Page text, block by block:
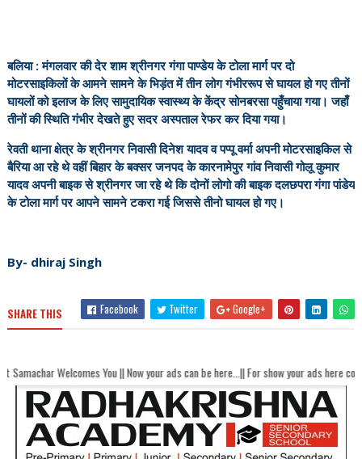
बलिया : मंगलवार की देर शाम श्रीनगर गंगा पाण्डेय के टोला मार्ग पर दो
मोटरसाइकिलों के आमने सामने के भिड़ंत में तीन लोग गंभीररूप से घायल हो गए तीनों
घायलों को इलाज के लिए सामुदायिक स्वास्थ्य के केंद्र सोनबरसा पहुँचाया गया। जहाँ
तीनों की स्थिति गंभीर देखते हुए सदर अस्पताल रेफर कर दिया गया।
रेवती थाना क्षेत्र के श्रीनगर निवासी दिनेश यादव व पप्पू वर्मा अपनी मोटरसाइकिल से
बैरिया आ रहे थे वहीं बिहार के बक्सर जनपद के कारनामेपुर गांव निवासी गोलू कुमार
यादव अपनी बाइक से श्रीनगर जा रहे थे कि दोनों लोगो की बाइक दलछपरा गंगा पांडेय
के टोला मार्ग पर आपने सामने टकरा गई जिससे तीनो घायल हो गए।
By- dhiraj Singh
SHARE THIS Facebook Twitter Google+
You || Now your ads can be here...|| For show your ads here contact